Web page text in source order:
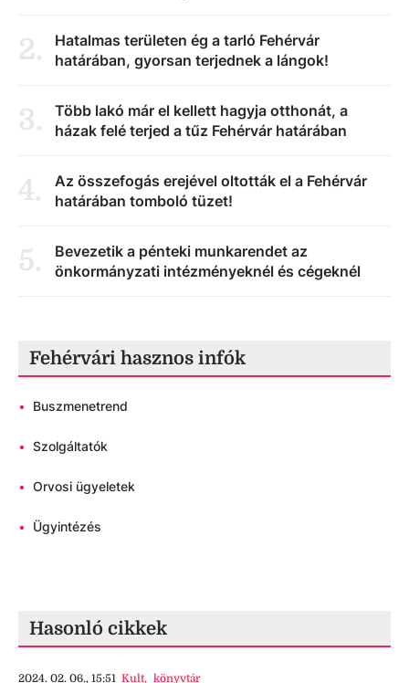
2.
Hatalmas területen ég a tarló Fehérvár
határában, gyorsan terjednek a lángok!
3.
Több lakó már el kellett hagyja otthonát, a
házak felé terjed a tűz Fehérvár határában
4.
Az összefogás erejével oltották el a Fehérvár
határában tomboló tüzet!
5.
Bevezetik a pénteki munkarendet az
önkormányzati intézményeknél és cégeknél
Fehérvári hasznos infók
• Buszmenetrend
• Szolgáltatók
• Orvosi ügyeletek
• Ügyintézés
Hasonló cikkek
2024. 02. 06., 15:51 Kult, könyvtár